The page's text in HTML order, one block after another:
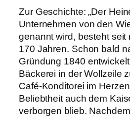
Zur Geschichte: „Der
Unternehmen von den
genannt wird, besteht seit
170 Jahren. Schon bald
Gründung 1840
Bäckerei in der Wollzeile
Café-Konditorei im
Beliebtheit auch dem
verborgen blieb.